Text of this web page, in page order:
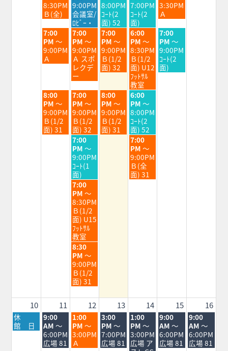
日,
8
月
4th
2026
8:30PM
Ｂ(全)
日,
8
月
5th
2026
9:00PM
会議室/
ﾛﾋﾞｰ・
日,
8
月
6th
2026
8:00PM
ｺｰﾄ(2
面) 52
日,
8
月
7th
2026
7:00PM
ｺｰﾄ(2
面)
日,
8
月
8th
2026
3:30PM
Ａ
火
曜
日,
8
月
7:00
PM ～
9:00PM
Ａ
水
曜
日,
8
月
5th
2026
7:00
PM ～
9:00PM
Ａ スポ
レクデ
ー
木
曜
日,
8
月
6th
7:00
PM ～
9:00PM
Ｂ(1/2
面) 32
金
曜
日,
8
月
7th
2026
6:00
PM ～
8:30PM
Ｂ(1/2
面) U12
ﾌｯﾄｻﾙ
教室
土
曜
日,
8
月
8th
7:00
PM ～
9:00PM
ｺｰﾄ(2
面)
火
曜
日,
8
月
4th
8:00
PM ～
9:00PM
Ｂ(1/2
面) 31
水
曜
日,
8
月
5th
2026
7:00
PM ～
9:00PM
Ｂ(1/2
面) 32
木
曜
日,
8
月
6th
8:00
PM ～
9:00PM
Ｂ(1/2
面) 31
金
曜
日,
8
月
7th
2026
6:00
PM ～
8:00PM
ｺｰﾄ(2
面) 52
水
曜
日,
8
月
5th
2026
7:00
PM ～
9:00PM
ｺｰﾄ(1
面)
金
曜
日,
8
月
7th
7:00
PM ～
9:00PM
Ｂ(全
面) 31
水
曜
日,
8
月
5th
2026
7:00
PM ～
8:30PM
Ｂ(1/2
面) U15
ﾌｯﾄｻﾙ
教室
水
曜
日,
8
月
5th
2026
8:30
PM ～
9:00PM
Ｂ(1/2
面) 31
10 11 12 13 14 15 16
月
曜
日,
休
館 日
火
曜
日,
8
9:00
AM ～
6:00PM
広場 81
水
曜
日,
8
1:00
PM ～
3:00PM
Ａ
木
曜
日,
8
3:00
PM ～
7:00PM
広場 81
金
曜
日,
8
1:00
PM ～
3:00PM
広場 ア
土
曜
日,
8
9:00
AM ～
6:00PM
広場 81
日
曜
日,
8
9:00
AM ～
6:00PM
広場 81